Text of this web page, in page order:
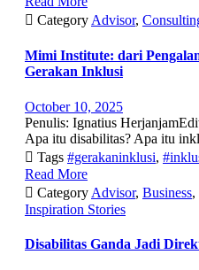
 Category Advisor,
Mimi Institute: dari
Gerakan Inklusi
October 10, 2025
Penulis: Ignatius
Apa itu disabilitas? Apa itu
 Tags #gerakaninklusi,
Read More
 Category Advisor, Business,
Inspiration Stories
Disabilitas Ganda Jadi